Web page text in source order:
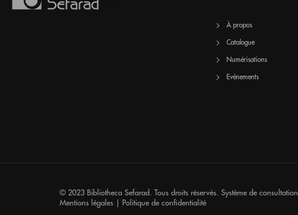
À propos
Catalogue
Numérisations
Evénements
© 2023 Bibliotheca Sefarad. Tous droits réservés. Système de consultation
Mentions légales
Politique de confidentialité